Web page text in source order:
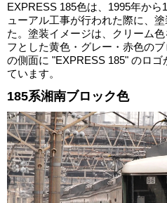
EXPRESS 185色は、1995年か
ューアル工事が行われた際に、
た。塗装イメージは、クリーム
フとした黄色・グレー・赤色の
の側面に "EXPRESS 185" のロ
ています。
185系湘南ブロック色